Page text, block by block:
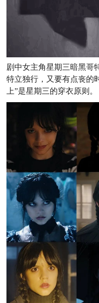
剧中女主角星期三暗黑哥
特立独行，又要有点丧的
上”是星期三的穿衣原则。